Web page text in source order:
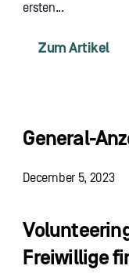
ersten...
Zum Artikel
General-
December 5, 2023
Freiwillige